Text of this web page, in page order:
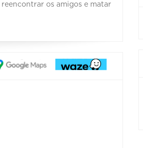
os amigos e matar